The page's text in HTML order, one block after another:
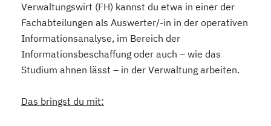
Verwaltungswirt (FH) kannst du etwa in einer der
Fachabteilungen als Auswerter/-in in der operativen
Informationsanalyse, im Bereich der
Informationsbeschaffung oder auch – wie das
Studium ahnen lässt – in der Verwaltung arbeiten.
Das bringst du mit: